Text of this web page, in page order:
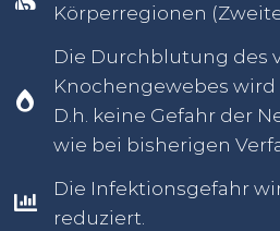
Körperregionen
Die Durchblutung des
Knochengewebes
D.h. keine Gefahr der
wie bei bisherigen
Die Infektionsgefahr
reduziert.